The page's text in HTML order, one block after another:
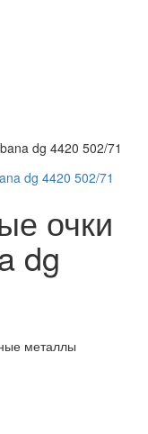
dg 4420 502/71
очки
dg
металлы